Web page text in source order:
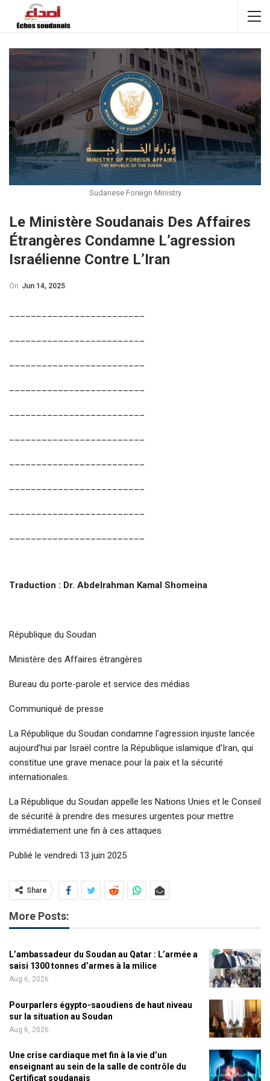
Sudanese Foreign Ministry
Le Ministère Soudanais Des Affaires
Étrangères Condamne L’agression
Israélienne Contre L’Iran
On Jun 14, 2025
Traduction : Dr. Abdelrahman Kamal Shomeina
République du Soudan
Ministère des Affaires étrangères
Bureau du porte-parole et service des médias
Communiqué de presse
La République du Soudan condamne l’agression injuste lancée
aujourd’hui par Israël contre la République islamique d’Iran, qui
constitue une grave menace pour la paix et la sécurité
internationales.
La République du Soudan appelle les Nations Unies et le Conseil
de sécurité à prendre des mesures urgentes pour mettre
immédiatement une fin à ces attaques.
Publié le vendredi 13 juin 2025
Share
More Posts:
L’ambassadeur du Soudan au Qatar : L’armée a
saisi 1300 tonnes d’armes à la milice
Aug 6, 2026
Pourparlers égypto-saoudiens de haut niveau
sur la situation au Soudan
Aug 6, 2026
Une crise cardiaque met fin à la vie d’un
enseignant au sein de la salle de contrôle du
Certificat soudanais